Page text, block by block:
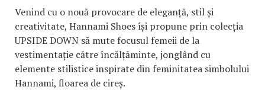
Venind cu o nouă provocare de eleganță, stil și
creativitate, Hannami Shoes își propune prin colecția
UPSIDE DOWN să mute focusul femeii de la
vestimentație către încălțăminte, jonglând cu
elemente stilistice inspirate din feminitatea simbolului
Hannami, floarea de cireș.